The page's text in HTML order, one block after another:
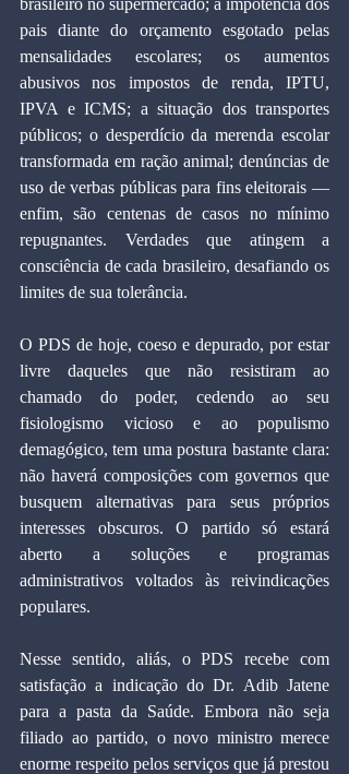
brasileiro no supermercado; a impotência dos
pais diante do orçamento esgotado pelas
mensalidades escolares; os aumentos
abusivos nos impostos de renda, IPTU,
IPVA e ICMS; a situação dos transportes
públicos; o desperdício da merenda escolar
transformada em ração animal; denúncias de
uso de verbas públicas para fins eleitorais —
enfim, são centenas de casos no mínimo
repugnantes. Verdades que atingem a
consciência de cada brasileiro, desafiando os
limites de sua tolerância.
O PDS de hoje, coeso e depurado, por estar
livre daqueles que não resistiram ao
chamado do poder, cedendo ao seu
fisiologismo vicioso e ao populismo
demagógico, tem uma postura bastante clara:
não haverá composições com governos que
busquem alternativas para seus próprios
interesses obscuros. O partido só estará
aberto a soluções e programas
administrativos voltados às reivindicações
populares.
Nesse sentido, aliás, o PDS recebe com
satisfação a indicação do Dr. Adib Jatene
para a pasta da Saúde. Embora não seja
filiado ao partido, o novo ministro merece
enorme respeito pelos serviços que já prestou